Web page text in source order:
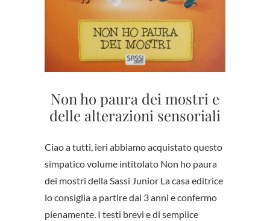
Non ho paura dei mostri e
delle alterazioni sensoriali
Ciao a tutti, ieri abbiamo acquistato questo
simpatico volume intitolato Non ho paura
dei mostri della Sassi Junior La casa editrice
lo consiglia a partire dai 3 anni e confermo
pienamente. I testi brevi e di semplice